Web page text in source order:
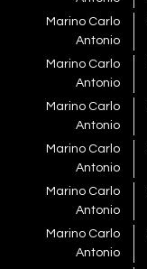
Marino Carlo
Antonio
Marino Carlo
Antonio
Marino Carlo
Antonio
Marino Carlo
Antonio
Marino Carlo
Antonio
Marino Carlo
Antonio